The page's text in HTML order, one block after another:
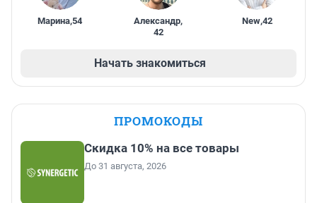
Марина,54 Александр,
42
New,42
Начать знакомиться
ПРОМОКОДЫ
Скидка 10% на все товары
До 31 августа, 2026